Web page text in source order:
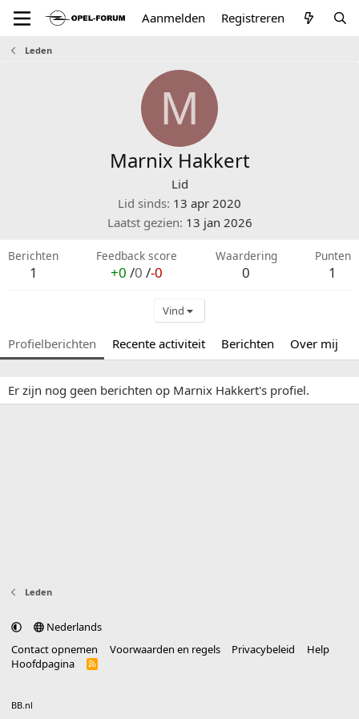
Aanmelden Registreren
Leden
M
Marnix Hakkert
Lid
Lid sinds 13 apr 2020
Laatst gezien 13 jan 2026
Berichten
1
Feedback score
+0 /0 /-0
Waardering
0
Punten
1
Vind
Profielberichten Recente activiteit Berichten Over mij
Er zijn nog geen berichten op Marnix Hakkert's profiel.
Leden
Nederlands
Contact opnemen
Voorwaarden en regels Privacybeleid
Help
Hoofdpagina
R
BB.nl